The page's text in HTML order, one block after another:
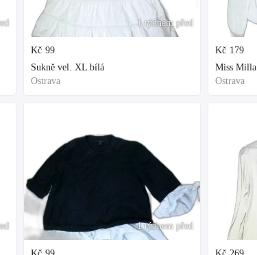
1 týdnem před
Kč 99
Sukně vel. XL bílá
Ostrava
1 týdnem před
Kč 179
Miss
Ostrava